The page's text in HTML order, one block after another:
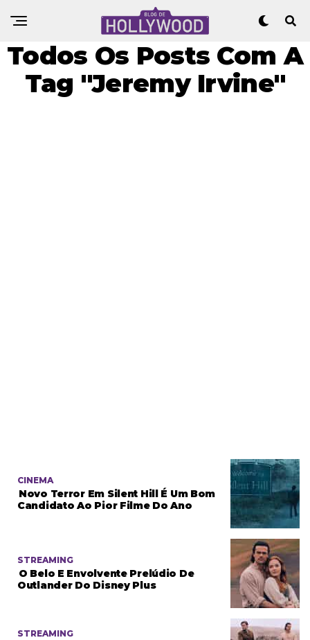
Todos Os Posts Com A
Tag "Jeremy Irvine"
CINEMA
Novo Terror Em Silent Hill É Um Bom
Candidato Ao Pior Filme Do Ano
STREAMING
O Belo E Envolvente Prelúdio De
Outlander Do Disney Plus
STREAMING